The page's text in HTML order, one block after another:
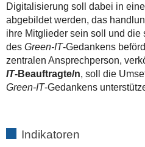
Digitalisierung soll dabei in
abgebildet werden, das
ihre Mitglieder sein soll und die
des Green-IT-Gedankens
zentralen Ansprechperson,
IT-Beauftragte/n, soll die
Green-IT-Gedankens
Indikatoren